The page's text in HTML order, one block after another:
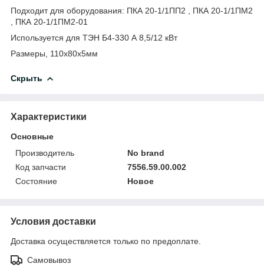
Подходит для оборудования: ПКА 20-1/1ПП2 , ПКА 20-1/1ПМ2
, ПКА 20-1/1ПМ2-01
Используется для ТЭН Б4-330 А 8,5/12 кВт
Размеры, 110х80х5мм
Скрыть
Характеристики
Основные
Производитель
No brand
Код запчасти
7556.59.00.002
Состояние
Новое
Условия доставки
Доставка осуществляется только по предоплате.
Самовывоз